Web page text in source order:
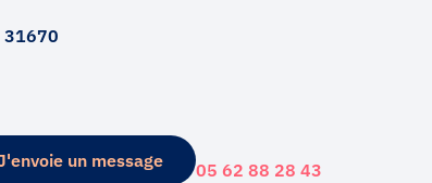
31670
un message 05 62 88 28 43